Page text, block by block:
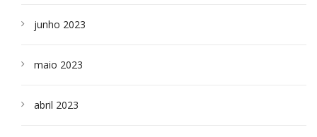
junho 2023
maio 2023
abril 2023